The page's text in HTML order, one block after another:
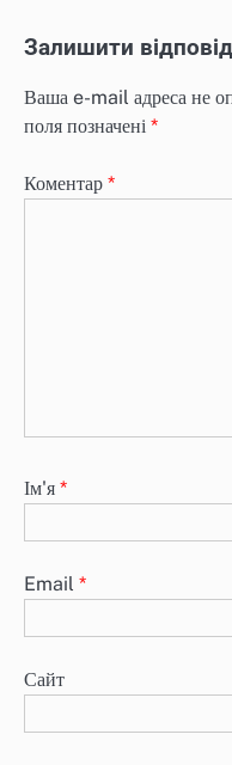
Залишити
Ваша e-mail адреса не
поля позначені *
Коментар *
Ім'я *
Email *
Сайт